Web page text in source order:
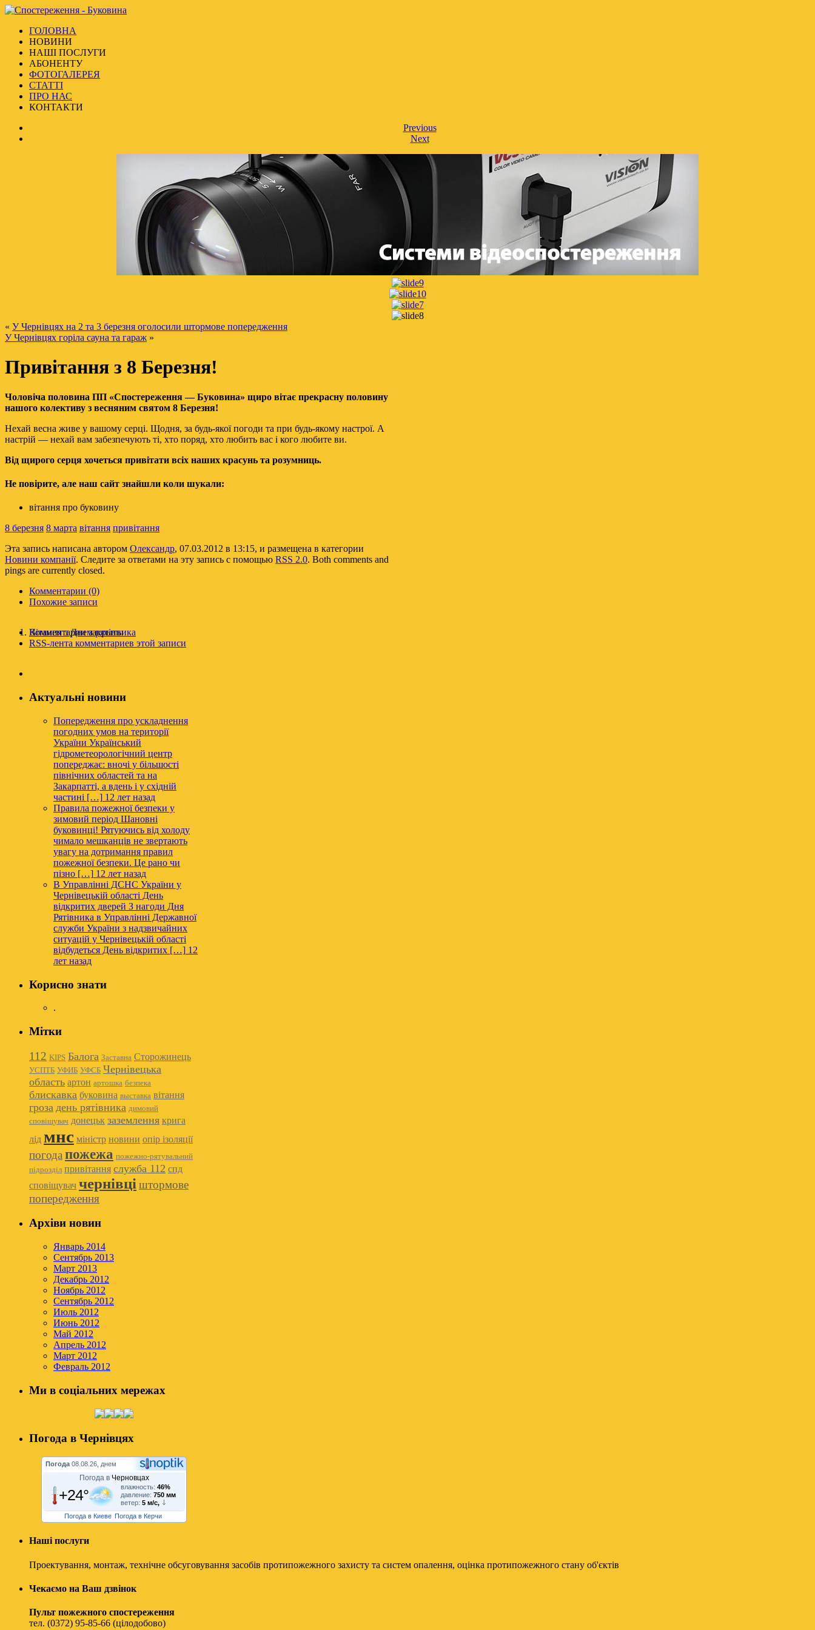
ГОЛОВНА
НОВИНИ
НАШІ ПОСЛУГИ
АБОНЕНТУ
ФОТОГАЛЕРЕЯ
СТАТТІ
ПРО НАС
КОНТАКТИ
Previous
Next
« У Чернівцях на 2 та 3 березня оголосили штормове попередження
У Чернівцях горіла сауна та гараж »
Привітання з 8 Березня!
Чоловіча половина ПП «Спостереження — Буковина» щиро вітає прекрасну половину
нашого колективу з весняним святом 8 Березня!
Нехай весна живе у вашому серці. Щодня, за будь-якої погоди та при будь-якому настрої. А
настрій — нехай вам забезпечують ті, хто поряд, хто любить вас і кого любите ви.
Від щирого серця хочеться привітати всіх наших красунь та розумниць.
Не повірите, але наш сайт знайшли коли шукали:
вітання про буковину
8 березня 8 марта вітання привітання
Эта запись написана автором Олександр, 07.03.2012 в 13:15, и размещена в категории
Новини компанії. Следите за ответами на эту запись с помощью RSS 2.0. Both comments and
pings are currently closed.
Комментарии (0)
Похожие записи
Комментарии закрыты
RSS-лента комментариев этой записи
Вітання з Днем рятівника
Актуальні новини
Попередження про ускладнення
погодних умов на території
України Український
гідрометеорологічний центр
попереджає: вночі у більшості
північних областей та на
Закарпатті, а вдень і у східній
частині […] 12 лет назад
Правила пожежної безпеки у
зимовий період Шановні
буковинці! Рятуючись від холоду
чимало мешканців не звертають
увагу на дотримання правил
пожежної безпеки. Це рано чи
пізно […] 12 лет назад
В Управлінні ДСНС України у
Чернівецькій області День
відкритих дверей З нагоди Дня
Рятівника в Управлінні Державної
служби України з надзвичайних
ситуацій у Чернівецькій області
відбудеться День відкритих […] 12
лет назад
Корисно знати
.
Мітки
112 KIPS Балога Заставна Сторожинець
УСПТБ УФИБ УФСБ Чернівецька
область артон артошка безпека
блискавка буковина выставка вітання
гроза день рятівника димовий
сповіщувач донецьк заземлення крига
лід мнс міністр новини опір ізоляції
погода пожежа пожежно-рятувальний
підрозділ привітання служба 112 спд
сповіщувач чернівці штормове
попередження
Архіви новин
Январь 2014
Сентябрь 2013
Март 2013
Декабрь 2012
Ноябрь 2012
Сентябрь 2012
Июль 2012
Июнь 2012
Май 2012
Апрель 2012
Март 2012
Февраль 2012
Ми в соціальних мережах
Погода в Чернівцях
Погода 08.08.26, днем
Погода в Черновцах
+24° влажность: 46%
давление: 750 мм
ветер: 5 м/с,
Погода в Киеве Погода в Керчи
Наші послуги
Проектування, монтаж, технічне обсуговування засобів протипожежного захисту та систем опалення, оцінка протипожежного стану об'єктів
Чекаємо на Ваш дзвінок
Пульт пожежного спостереження
тел. (0372) 95-85-66 (цілодобово)